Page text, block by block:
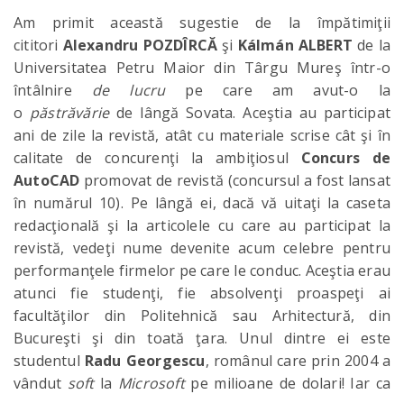
Am primit această sugestie de la împătimiţii
cititori Alexandru POZDÎRCĂ şi Kálmán ALBERT de la
Universitatea Petru Maior din Târgu Mureş într-o
întâlnire de lucrupe care am avut-o la
o păstrăvăriede lângă Sovata. Aceştia au participat
ani de zile la revistă, atât cu materiale scrise cât şi în
calitate de concurenţi la ambiţiosul Concurs de
AutoCAD promovat de revistă (concursul a fost lansat
în numărul 10). Pe lângă ei, dacă vă uitaţi la caseta
redacţională şi la articolele cu care au participat la
revistă, vedeţi nume devenite acum celebre pentru
performanţele firmelor pe care le conduc. Aceştia erau
atunci fie studenţi, fie absolvenţi proaspeţi ai
facultăţilor din Politehnică sau Arhitectură, din
Bucureşti şi din toată ţara. Unul dintre ei este
studentul Radu Georgescu, românul care prin 2004 a
vândut softla Microsoftpe milioane de dolari! Iar ca